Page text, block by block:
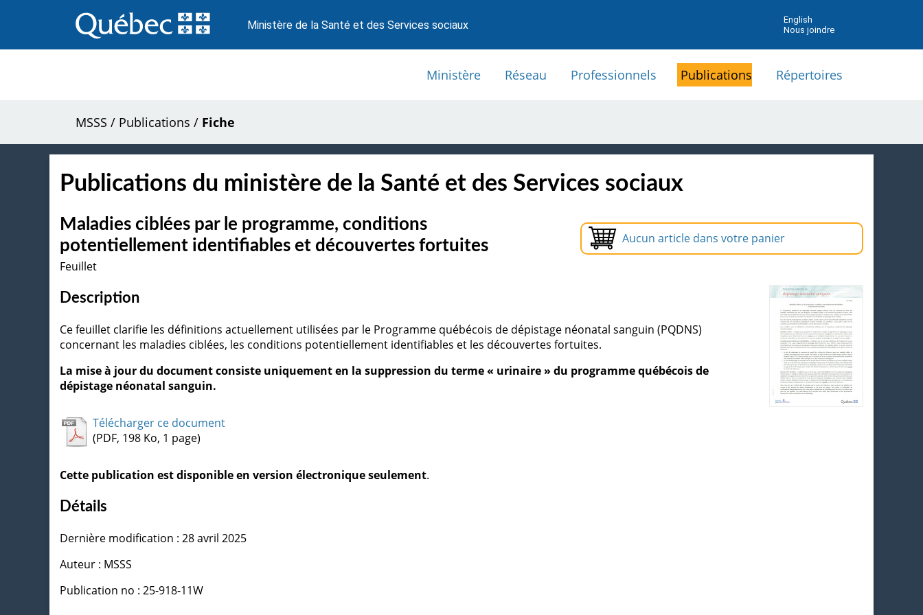
au
contenu
Ministère de la Santé et des Services sociaux
English
Nous joindre
Ministère Réseau Professionnels Publications Répertoires
MSSS / Publications / Fiche
Publications du ministère de la Santé et des Services sociaux
Aucun article dans votre panier
Maladies ciblées par le programme, conditions
potentiellement identifiables et découvertes fortuites
Feuillet
Description
Ce feuillet clarifie les définitions actuellement utilisées par le Programme québécois de dépistage néonatal sanguin (PQDNS)
concernant les maladies ciblées, les conditions potentiellement identifiables et les découvertes fortuites.
La mise à jour du document consiste uniquement en la suppression du terme « urinaire » du programme québécois de
dépistage néonatal sanguin.
Télécharger ce document
(PDF, 198 Ko, 1 page)
Cette publication est disponible en version électronique seulement.
Détails
Dernière modification : 28 avril 2025
Auteur : MSSS
Publication no : 25-918-11W